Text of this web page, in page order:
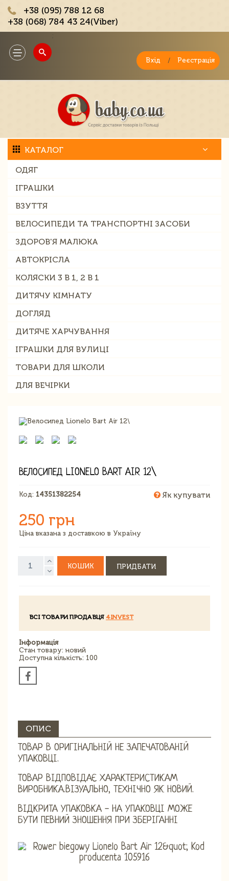
+38 (095) 788 12 68
+38 (068) 784 43 24(Viber)
Toggle
navigation
Вхід / Реєстрація
КАТАЛОГ
ОДЯГ
ІГРАШКИ
ВЗУТТЯ
ВЕЛОСИПЕДИ ТА ТРАНСПОРТНІ ЗАСОБИ
ЗДОРОВ'Я МАЛЮКА
АВТОКРІСЛА
КОЛЯСКИ 3 В 1, 2 В 1
ДИТЯЧУ КІМНАТУ
ДОГЛЯД
ДИТЯЧЕ ХАРЧУВАННЯ
ІГРАШКИ ДЛЯ ВУЛИЦІ
ТОВАРИ ДЛЯ ШКОЛИ
ДЛЯ ВЕЧІРКИ
ВЕЛОСИПЕД LIONELO BART AIR 12\
Код: 14351382254 Як купувати
250 грн
Ціна вказана з доставкою в Україну
КОШИК ПРИДБАТИ
ВСІ ТОВАРИ ПРОДАВЦЯ 4INVEST
Інформація
Стан товару: новий
Доступна кількість: 100
ОПИС
ТОВАР В ОРИГІНАЛЬНІЙ НЕ ЗАПЕЧАТОВАНІЙ
УПАКОВЦІ.
ТОВАР ВІДПОВІДАЄ ХАРАКТЕРИСТИКАМ
ВИРОБНИКА.ВІЗУАЛЬНО, ТЕХНІЧНО ЯК НОВИЙ.
ВІДКРИТА УПАКОВКА - НА УПАКОВЦІ МОЖЕ
БУТИ ПЕВНИЙ ЗНОШЕННЯ ПРИ ЗБЕРІГАННІ